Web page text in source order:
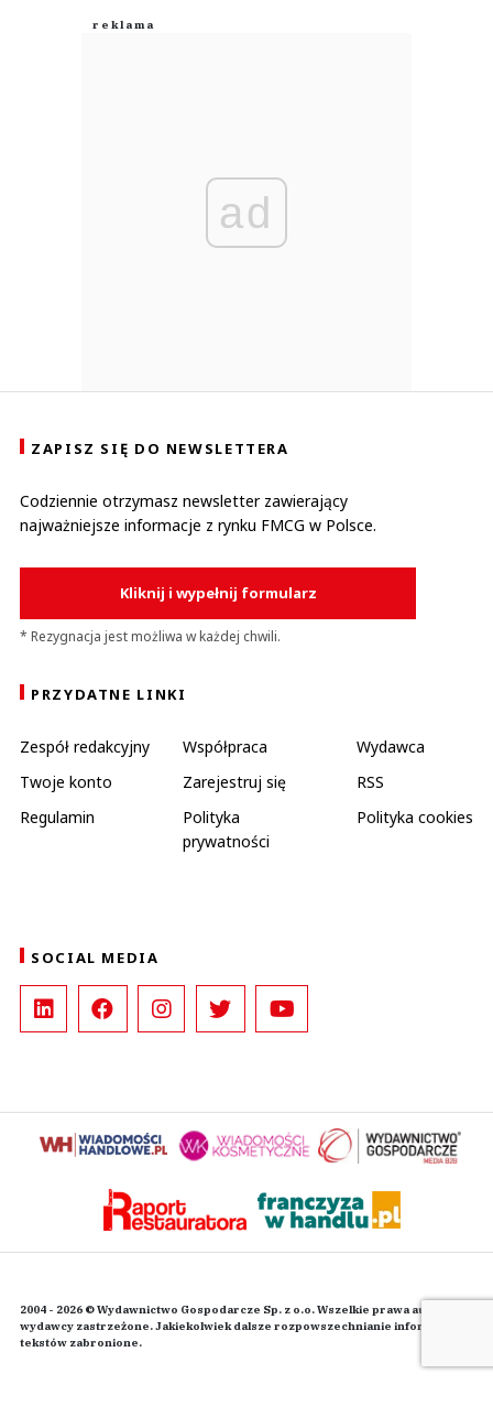
ad
ZAPISZ SIĘ DO NEWSLETTERA
Codziennie otrzymasz newsletter zawierający
najważniejsze informacje z rynku FMCG w Polsce.
Kliknij i wypełnij formularz
* Rezygnacja jest możliwa w każdej chwili.
PRZYDATNE LINKI
Zespół redakcyjny Współpraca
Wydawca
Twoje konto
Zarejestruj się
RSS
Regulamin
Polityka
prywatności
Polityka cookies
SOCIAL MEDIA
2004 - 2026 © Wydawnictwo Gospodarcze Sp. z o.o. Wszelkie prawa autorskie
wydawcy zastrzeżone. Jakiekolwiek dalsze rozpowszechnianie informacji i
tekstów zabronione.